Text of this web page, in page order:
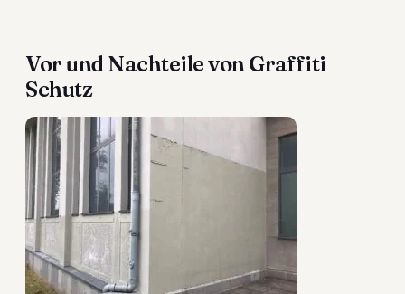
Vor und Nachteile von Graffiti
Schutz